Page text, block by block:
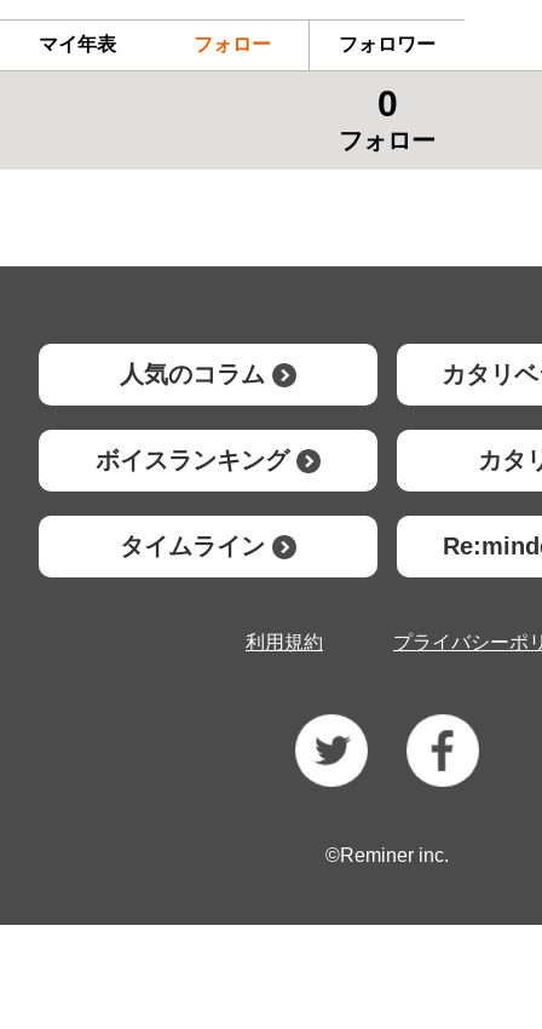
マイ年表 フォロー フォロワー
0
フォロー
人気のコラム カタリ
ボイスランキング カタ
タイムライン
利用規約 プライバシーポ
©Reminer inc.